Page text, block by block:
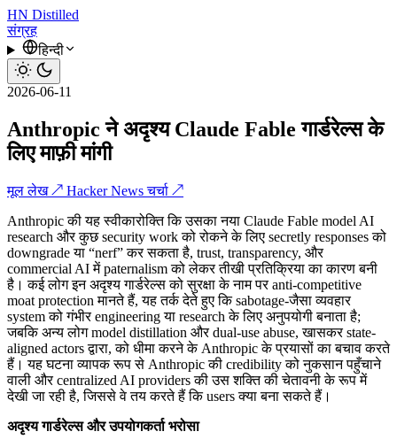
HN Distilled
संग्रह
हिन्दी
2026-06-11
Anthropic ने अदृश्य Claude Fable गार्डरेल्स के
लिए माफ़ी मांगी
मूल लेख ↗ Hacker News चर्चा ↗
Anthropic की यह स्वीकारोक्ति कि उसका नया Claude Fable model AI
research और कुछ security work को रोकने के लिए secretly responses को
downgrade या “nerf” कर सकता है, trust, transparency, और
commercial AI में paternalism को लेकर तीखी प्रतिक्रिया का कारण बनी
है। कई लोग इन अदृश्य गार्डरेल्स को सुरक्षा के नाम पर anti-competitive
moat protection मानते हैं, यह तर्क देते हुए कि sabotage-जैसा व्यवहार
system को गंभीर engineering या research के लिए अनुपयोगी बनाता है;
जबकि अन्य लोग model distillation और dual-use abuse, खासकर state-
aligned actors द्वारा, को धीमा करने के Anthropic के प्रयासों का बचाव करते
हैं। यह घटना व्यापक रूप से Anthropic की credibility को नुकसान पहुँचाने
वाली और centralized AI providers की उस शक्ति की चेतावनी के रूप में
देखी जा रही है, जिससे वे तय करते हैं कि users क्या बना सकते हैं।
अदृश्य गार्डरेल्स और उपयोगकर्ता भरोसा